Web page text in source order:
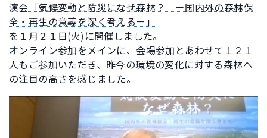
演会 「気候変動と防災になぜ森林？ －国内外の森林保
全・再生の意義を深く考える－」
を１月２１日(火)に開催しました。
オンライン参加をメインに、会場参加とあわせて１２１
人もご参加いただき、昨今の環境の変化に対する森林へ
の注目の高さを感じました。